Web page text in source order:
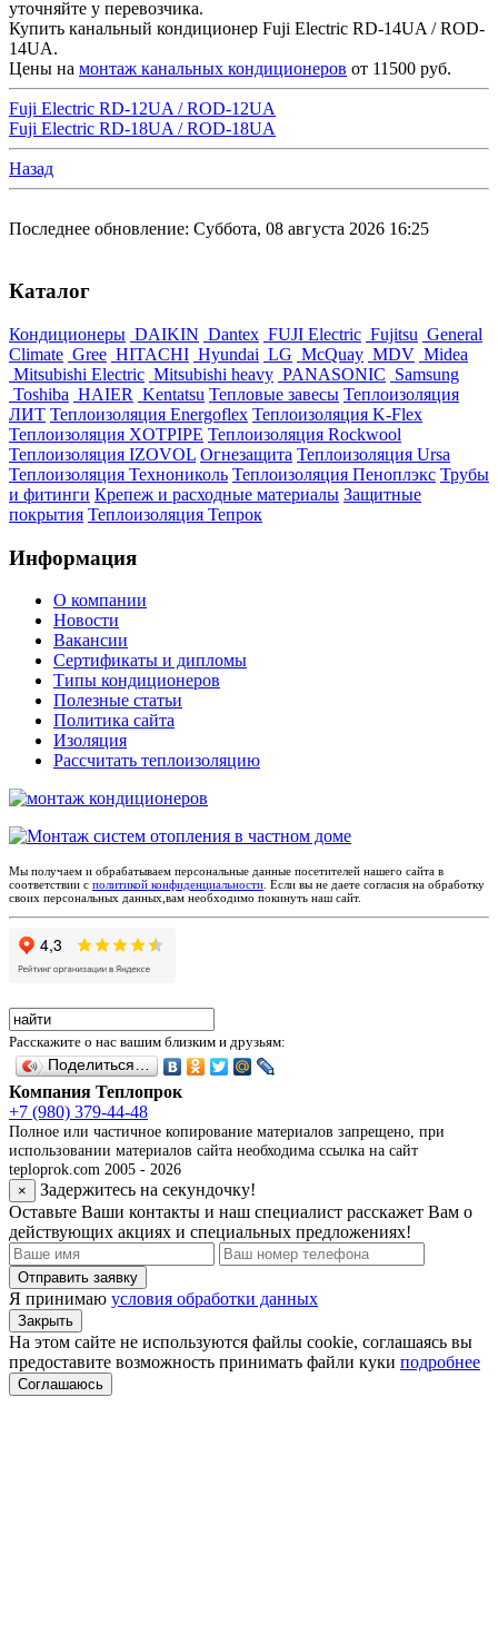
уточняйте у перевозчика.
Купить канальный кондиционер Fuji Electric RD-14UA / ROD-
14UA.
Цены на монтаж канальных кондиционеров от 11500 руб.
Fuji Electric RD-12UA / ROD-12UA
Fuji Electric RD-18UA / ROD-18UA
Назад
Последнее обновление: Суббота, 08 августа 2026 16:25
Каталог
Кондиционеры DAIKIN Dantex FUJI Electric Fujitsu General
Climate Gree HITACHI Hyundai LG McQuay MDV Midea
Mitsubishi Electric Mitsubishi heavy PANASONIC Samsung
Toshiba HAIER Kentatsu Тепловые завесы Теплоизоляция
ЛИТ Теплоизоляция Energoflex Теплоизоляция K-Flex
Теплоизоляция XOTPIPE Теплоизоляция Rockwool
Теплоизоляция IZOVOL Огнезащита Теплоизоляция Ursa
Теплоизоляция Технониколь Теплоизоляция Пеноплэкс Трубы
и фитинги Крепеж и расходные материалы Защитные
покрытия Теплоизоляция Тепрок
Информация
О компании
Новости
Вакансии
Сертификаты и дипломы
Типы кондиционеров
Полезные статьи
Политика сайта
Изоляция
Рассчитать теплоизоляцию
Мы получаем и обрабатываем персональные данные посетителей нашего сайта в
соответствии с политикой конфиденциальности. Если вы не даете согласия на обработку
своих персональных данных,вам необходимо покинуть наш сайт.
Расскажите о нас вашим близким и друзьям:
Поделиться…
Компания Теплопрок
+7 (980) 379-44-48
Полное или частичное копирование материалов запрещено, при
использовании материалов сайта необходима ссылка на сайт
teploprok.com 2005 - 2026
×
Задержитесь на секундочку!
Оставьте Ваши контакты и наш специалист расскажет Вам о
действующих акциях и специальных предложениях!
Отправить заявку
Я принимаю условия обработки данных
Закрыть
На этом сайте не используются файлы cookie, соглашаясь вы
предоставите возможность принимать файли куки подробнее
Соглашаюсь